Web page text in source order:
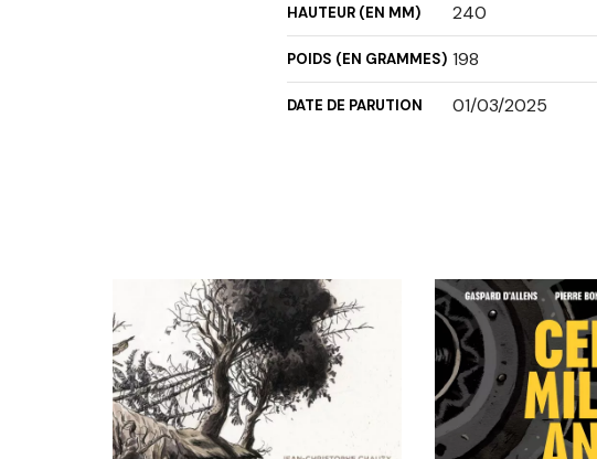
HAUTEUR (EN MM) 240
POIDS (EN GRAMMES) 198
DATE DE PARUTION 01/03/2025